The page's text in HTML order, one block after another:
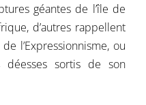
géantes de l’île de
d’autres rappellent
l’Expressionnisme, ou
sortis de son